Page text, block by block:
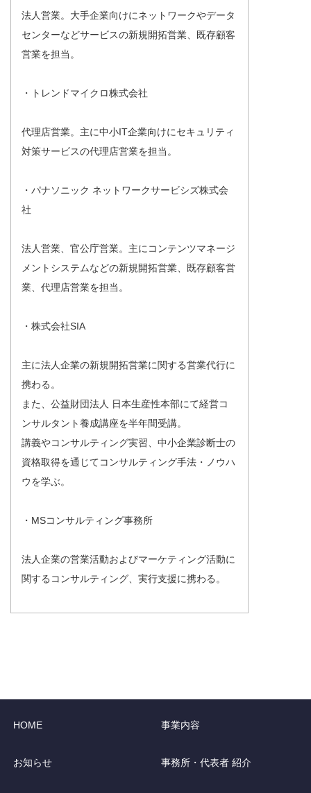
法人営業。大手企業向けにネットワークやデータ
センターなどサービスの新規開拓営業、既存顧客
営業を担当。
・トレンドマイクロ株式会社
代理店営業。主に中小IT企業向けにセキュリティ
対策サービスの代理店営業を担当。
・パナソニック ネットワークサービシズ株式会
社
法人営業、官公庁営業。主にコンテンツマネージ
メントシステムなどの新規開拓営業、既存顧客営
業、代理店営業を担当。
・株式会社SIA
主に法人企業の新規開拓営業に関する営業代行に
携わる。
また、公益財団法人 日本生産性本部にて経営コ
ンサルタント養成講座を半年間受講。
講義やコンサルティング実習、中小企業診断士の
資格取得を通じてコンサルティング手法・ノウハ
ウを学ぶ。
・MSコンサルティング事務所
法人企業の営業活動およびマーケティング活動に
関するコンサルティング、実行支援に携わる。
HOME 事業内容
お知らせ 事務所・代表者 紹介